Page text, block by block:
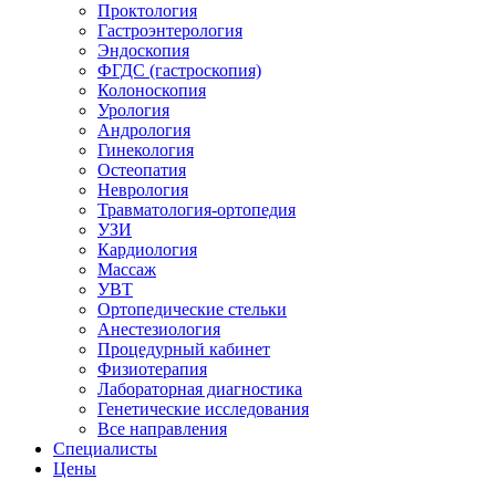
Проктология
Гастроэнтерология
Эндоскопия
ФГДС (гастроскопия)
Колоноскопия
Урология
Андрология
Гинекология
Остеопатия
Неврология
Травматология-ортопедия
УЗИ
Кардиология
Массаж
УВТ
Ортопедические стельки
Анестезиология
Процедурный кабинет
Физиотерапия
Лабораторная диагностика
Генетические исследования
Все направления
Специалисты
Цены